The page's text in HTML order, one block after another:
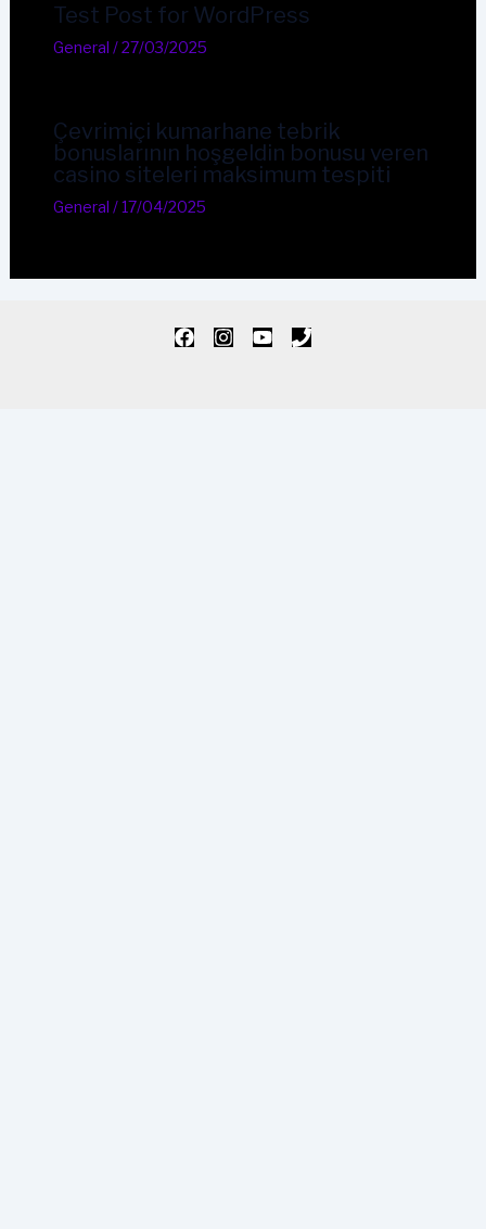
Test Post for WordPress
General /27/03/2025
Çevrimiçi kumarhane tebrik
bonuslarının hoşgeldin bonusu veren
casino siteleri maksimum tespiti
General /17/04/2025